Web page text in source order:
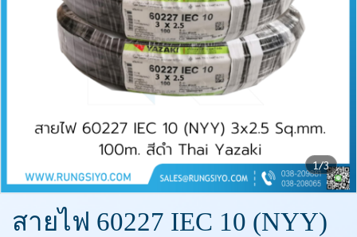
1/3
สายไฟ 60227 IEC 10 (NYY)